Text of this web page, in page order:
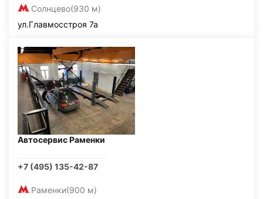
Солнцево(930 м)
ул.Главмосстроя 7а
Автосервис Раменки
+7 (495) 135-42-87
Раменки(900 м)